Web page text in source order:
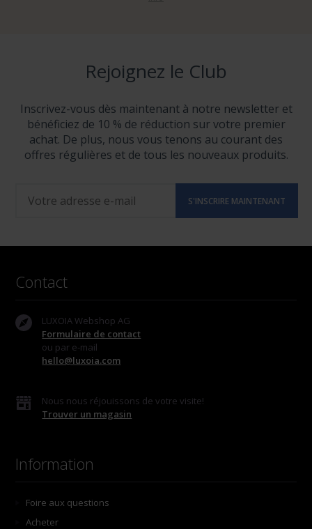
Rejoignez le Club
Inscrivez-vous dès maintenant à notre newsletter et
bénéficiez de 10 % de réduction sur votre premier
achat. De plus, nous vous tenons au courant des
offres régulières et de tous les nouveaux produits.
Contact
LUXOIA Webshop AG
Formulaire de contact
ou par e-mail
hello@luxoia.com
Nous nous réjouissons de votre visite!
Trouver un magasin
Information
Foire aux questions
Acheter